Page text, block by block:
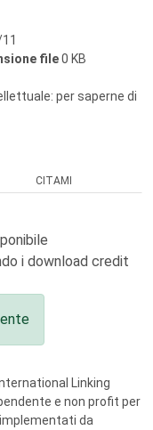
file0 KB
per saperne di
CITAMI
i download credit
Linking
e non profit per
da